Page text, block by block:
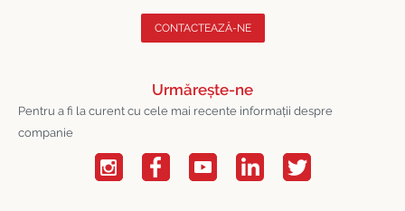
CONTACTEAZĂ-NE
Urmărește-ne
Pentru a fi la curent cu cele mai recente informații despre
companie